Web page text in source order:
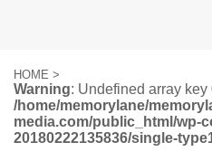
HOME >
Warning: Undefined array key
/home/memorylane/
media.com/public_html/wp-
20180222135836/single-